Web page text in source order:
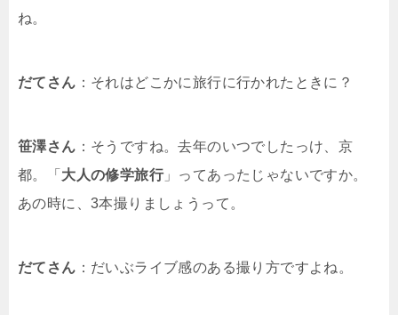
ね。
だてさん ：それはどこかに旅行に行かれたときに？
笹澤さん ：そうですね。去年のいつでしたっけ、京
都。「 大人の修学旅行」ってあったじゃないですか。
あの時に、3本撮りましょうって。
だてさん ：だいぶライブ感のある撮り方ですよね。